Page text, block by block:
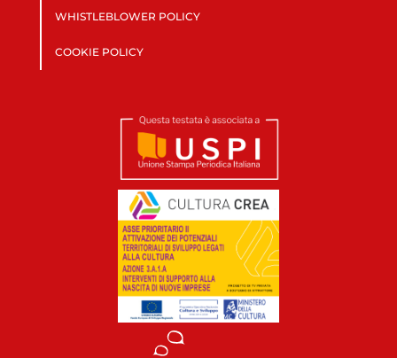
WHISTLEBLOWER POLICY
COOKIE POLICY